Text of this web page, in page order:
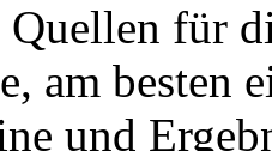
für
am besten
und